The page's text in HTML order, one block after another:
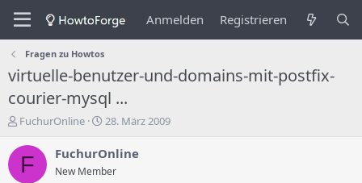
Anmelden Registrieren
Fragen zu Howtos
virtuelle-benutzer-und-domains-mit-postfix-
courier-mysql ...
E
s
e
FuchurOnline
E
s
e
28. März 2009
F FuchurOnline
New Member